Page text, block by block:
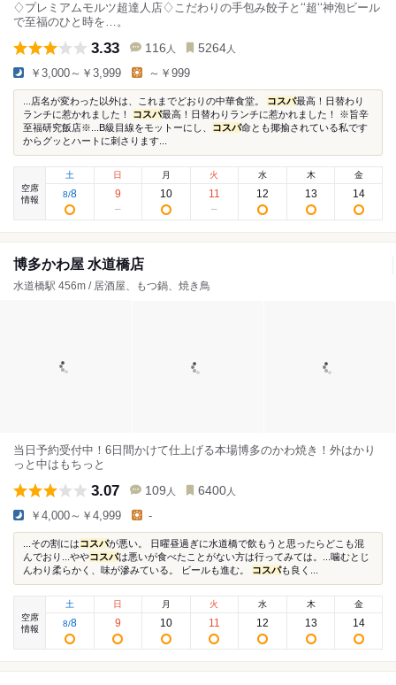
♢プレミアムモルツ超達人店♢こだわりの手包み餃子と‘‘超‘‘神泡ビール
で至福のひと時を…。
3.33 116 人 5264 人
￥3,000～￥3,999 ～￥999
...店名が変わった以外は、これまでどおりの中華食堂。 コスパ最高！日替わり
ランチに惹かれました！ コスパ最高！日替わりランチに惹かれました！ ※旨辛
至福研究飯店※...B級目線をモットーにし、 コスパ命とも揶揄されている私です
からグッとハートに刺さります...
空席
情報
土
8/8
日
9
月
10
火
11
水
12
木
13
金
14
博多かわ屋 水道橋店
水道橋駅 456m / 居酒屋、もつ鍋、焼き鳥
当日予約受付中！6日間かけて仕上げる本場博多のかわ焼き！外はかり
っと中はもちっと
3.07 109 人 6400 人
￥4,000～￥4,999 -
...その割にはコスパが悪い。 日曜昼過ぎに水道橋で飲もうと思ったらどこも混
んでおり...ややコスパは悪いが食べたことがない方は行ってみては。...噛むとじ
んわり柔らかく、味が滲みている。 ビールも進む。 コスパも良く...
空席
情報
土
8/8
日
9
月
10
火
11
水
12
木
13
金
14